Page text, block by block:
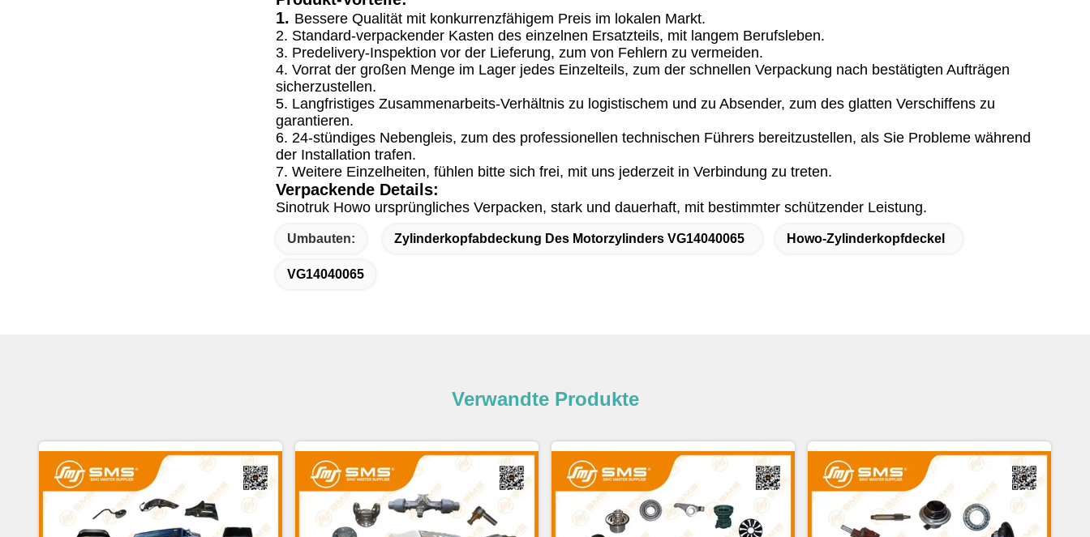
1. Bessere Qualität mit konkurrenzfähigem Preis im lokalen Markt.
2. Standard-verpackender Kasten des einzelnen Ersatzteils, mit langem Berufsleben.
3. Predelivery-Inspektion vor der Lieferung, zum von Fehlern zu vermeiden.
4. Vorrat der großen Menge im Lager jedes Einzelteils, zum der schnellen Verpackung nach bestätigten Aufträgen
sicherzustellen.
5. Langfristiges Zusammenarbeits-Verhältnis zu logistischem und zu Absender, zum des glatten Verschiffens zu
garantieren.
6. 24-stündiges Nebengleis, zum des professionellen technischen Führers bereitzustellen, als Sie Probleme während
der Installation trafen.
7. Weitere Einzelheiten, fühlen bitte sich frei, mit uns jederzeit in Verbindung zu treten.
Verpackende Details:
Sinotruk Howo ursprüngliches Verpacken, stark und dauerhaft, mit bestimmter schützender Leistung.
Umbauten: Zylinderkopfabdeckung Des Motorzylinders VG14040065 Howo-Zylinderkopfdeckel
VG14040065
Verwandte Produkte